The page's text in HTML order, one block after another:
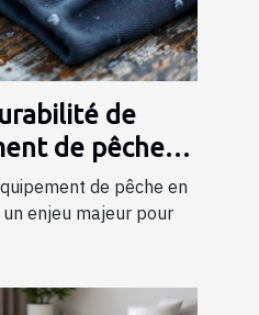
de
de pêche
de pêche en
enjeu majeur pour